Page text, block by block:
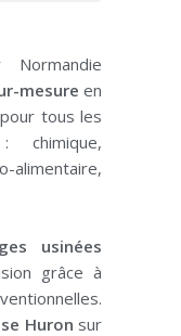
mesure en
tous les
chimique,
usinées
grâce à
Huron sur